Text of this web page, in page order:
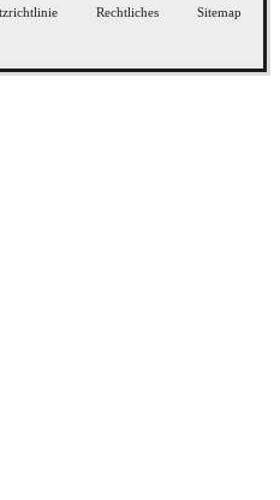
Rechtliches Sitemap